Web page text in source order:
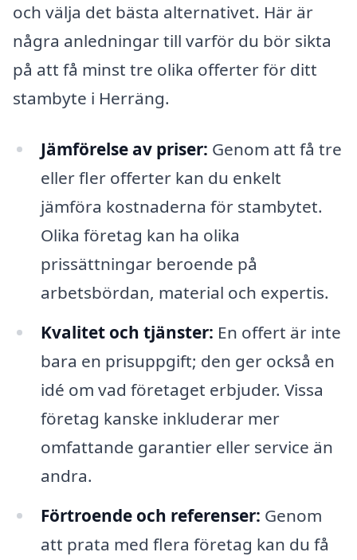
och välja det bästa alternativet. Här är
några anledningar till varför du bör sikta
på att få minst tre olika offerter för ditt
stambyte i Herräng.
Jämförelse av priser: Genom att få tre
eller fler offerter kan du enkelt
jämföra kostnaderna för stambytet.
Olika företag kan ha olika
prissättningar beroende på
arbetsbördan, material och expertis.
Kvalitet och tjänster: En offert är inte
bara en prisuppgift; den ger också en
idé om vad företaget erbjuder. Vissa
företag kanske inkluderar mer
omfattande garantier eller service än
andra.
Förtroende och referenser: Genom
att prata med flera företag kan du få